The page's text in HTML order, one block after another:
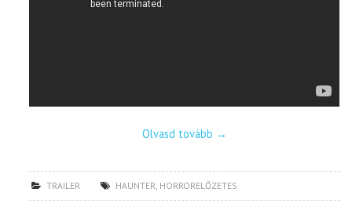
Olvasd tovább →
TRAILER HAUNTER, HORRORELŐZETES